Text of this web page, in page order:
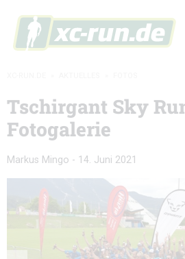
Tschirgant Sky
Fotogalerie
Markus Mingo - 14. Juni 2021